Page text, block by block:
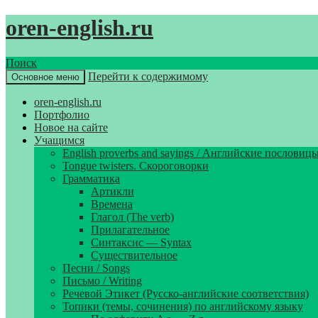
oren-english.ru
Поиск
Основное меню Перейти к содержимому
oren-english.ru
Портфолио
Новое на сайте
Учащимся
English proverbs and sayings / Английские
Tongue twisters. Скороговорки
Грамматика
Артикли
Времена
Глагол (The verb)
Прилагательное
Синтаксис — Syntax
Существительное
Песни / Songs
Письмо / Writing
Речевой Этикет (Русско-английские соответствия)
Топики (темы, сочинения) по английскому языку